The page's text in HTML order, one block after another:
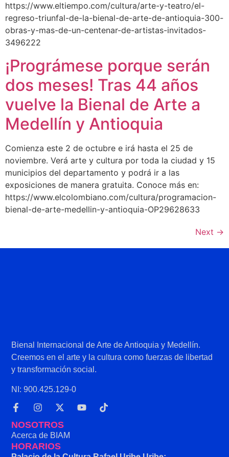
https://www.eltiempo.com/cultura/arte-y-teatro/el-
regreso-triunfal-de-la-bienal-de-arte-de-antioquia-300-
obras-y-mas-de-un-centenar-de-artistas-invitados-
3496222
¡Prográmese porque serán
dos meses! Tras 44 años
vuelve la Bienal de Arte a
Medellín y Antioquia
Comienza este 2 de octubre e irá hasta el 25 de
noviembre. Verá arte y cultura por toda la ciudad y 15
municipios del departamento y podrá ir a las
exposiciones de manera gratuita. Conoce más en:
https://www.elcolombiano.com/cultura/programacion-
bienal-de-arte-medellin-y-antioquia-OP29628633
Next →
Bienal Internacional de Arte de Antioquia y Medellín.
Creemos en el arte y la cultura como fuerzas de libertad
y transformación social.
NI: 900.425.129-0
NOSOTROS
Acerca de BIAM
HORARIOS